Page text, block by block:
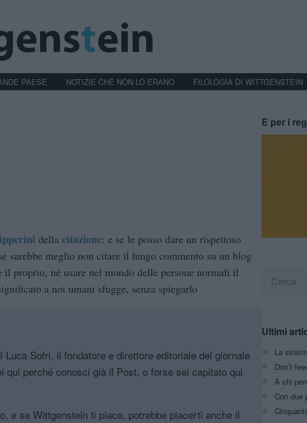
PAESE NOTIZIE CHE NON LO ERANO FILOLOGIA DI WITTGENSTEIN
della citazione: e se le posso dare un rispettoso
sarebbe meglio non citare il lungo commento su un blog
il proprio, né usare nel mondo delle persone normali il
a noi umani sfugge, senza spiegarlo
Luca Sofri, il fondatore e direttore editoriale del giornale
qui perché conosci già il Post, o forse sei capitato qui
e se Wittgenstein ti piace, potrebbe piacerti anche il
E per i
Ultimi
La
Don’t
A chi
Con due